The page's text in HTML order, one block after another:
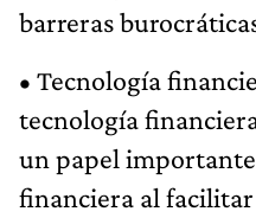
barreras
• Tecnología
tecnología
un papel
financiera al facilitar